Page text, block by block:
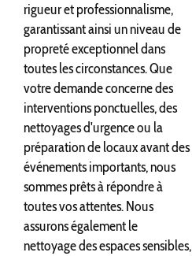
rigueur et professionnalisme,
garantissant ainsi un niveau de
propreté exceptionnel dans
toutes les circonstances. Que
votre demande concerne des
interventions ponctuelles, des
nettoyages d'urgence ou la
préparation de locaux avant des
événements importants, nous
sommes prêts à répondre à
toutes vos attentes. Nous
assurons également le
nettoyage des espaces sensibles,